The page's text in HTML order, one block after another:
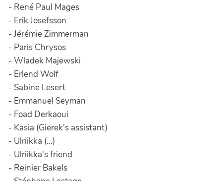
- René Paul Mages
- Erik Josefsson
- Jérémie Zimmerman
- Paris Chrysos
- Wladek Majewski
- Erlend Wolf
- Sabine Lesert
- Emmanuel Seyman
- Foad Derkaoui
- Kasia (Gierek's assistant)
- Ulriikka (...)
- Ulriikka's friend
- Reinier Bakels